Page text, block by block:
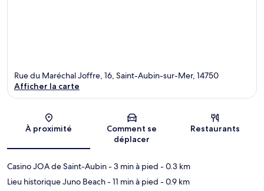
Carte
Rue du Maréchal Joffre, 16, Saint-Aubin-sur-Mer, 14750
Afficher la carte
À proximité
Comment se
déplacer
Restaurants
Casino JOA de Saint-Aubin- 3 min à pied - 0.3 km
Lieu historique Juno Beach- 11 min à pied - 0.9 km